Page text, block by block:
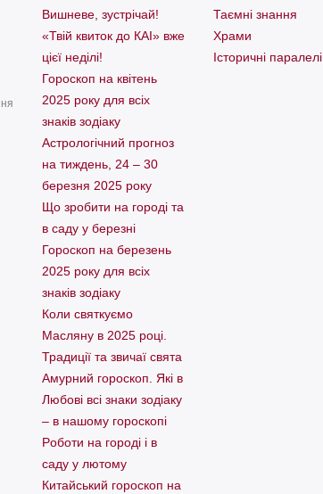
Вишневе, зустрічай!
«Твій квиток до КАІ» вже
цієї неділі!
Гороскоп на квітень
2025 року для всіх
знаків зодіаку
Астрологічний прогноз
на тиждень, 24 – 30
березня 2025 року
Що зробити на городі та
в саду у березні
Гороскоп на березень
2025 року для всіх
знаків зодіаку
Коли святкуємо
Масляну в 2025 році.
Традиції та звичаї свята
Амурний гороскоп. Які в
Любові всі знаки зодіаку
– в нашому гороскопі
Pоботи на городі і в
саду у лютому
Китайський гороскоп на
Таємні знання
Храми
Історичні паралелі